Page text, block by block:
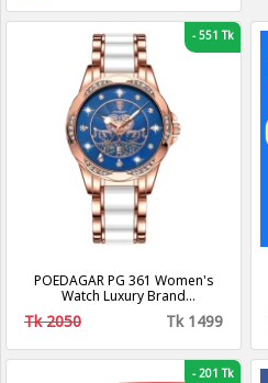
-551 Tk
POEDAGAR PG 361 Women's
Watch Luxury Brand
Waterproof Calendar Luminous
Steel Band Watch Korean
Tk 2050 Tk 1499
-201 Tk